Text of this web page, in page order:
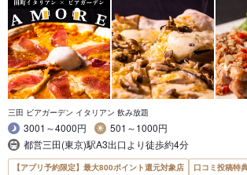
三田 ビアガーデン イタリアン 飲み放題
3001～4000円
501～1000円
都営三田(東京)駅A3出口より徒歩約4分
【アプリ予約限定】最大800ポイント還元対象店
口コミ投稿特